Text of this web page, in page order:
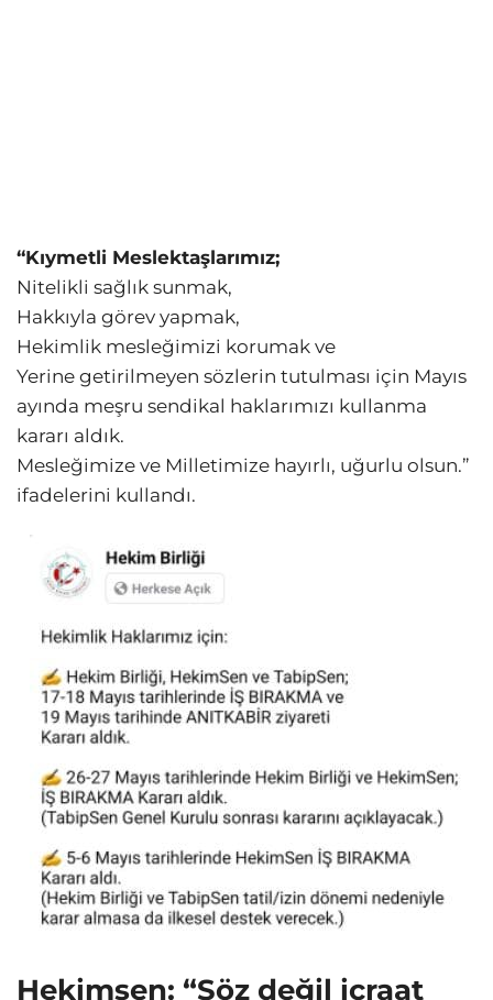
“Kıymetli Meslektaşlarımız;
Nitelikli sağlık sunmak,
Hakkıyla görev yapmak,
Hekimlik mesleğimizi korumak ve
Yerine getirilmeyen sözlerin tutulması için Mayıs
ayında meşru sendikal haklarımızı kullanma
kararı aldık.
Mesleğimize ve Milletimize hayırlı, uğurlu olsun.”
ifadelerini kullandı.
Hekimsen: “Söz değil icraat